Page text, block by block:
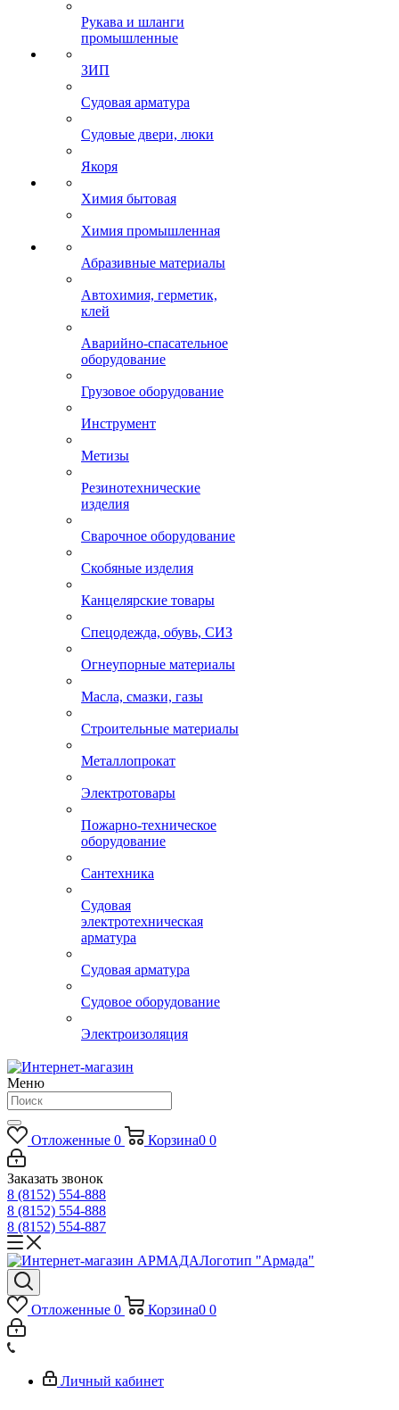
Рукава и шланги
промышленные
ЗИП
Судовая арматура
Судовые двери, люки
Якоря
Химия бытовая
Химия промышленная
Абразивные материалы
Автохимия, герметик,
клей
Аварийно-спасательное
оборудование
Грузовое оборудование
Инструмент
Метизы
Резинотехнические
изделия
Сварочное оборудование
Скобяные изделия
Канцелярские товары
Спецодежда, обувь, СИЗ
Огнеупорные материалы
Масла, смазки, газы
Строительные материалы
Металлопрокат
Электротовары
Пожарно-техническое
оборудование
Сантехника
Судовая
электротехническая
арматура
Судовая арматура
Судовое оборудование
Электроизоляция
Меню
Отложенные 0 Корзина0 0
Заказать звонок
8 (8152) 554-888
8 (8152) 554-888
8 (8152) 554-887
Логотип "Армада"
Отложенные 0 Корзина0 0
Личный кабинет